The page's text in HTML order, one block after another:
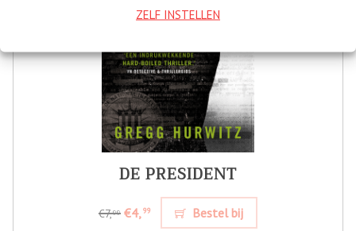
ZELF INSTELLEN
DE PRESIDENT
€7,99 €4,99 Bestel bij